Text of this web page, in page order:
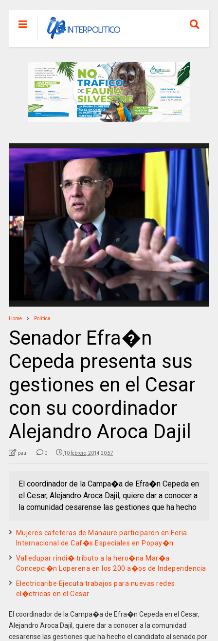
Home Politica
Senador Efra�n
Cepeda presenta sus
gestiones en el Cesar
con su coordinador
Alejandro Aroca Dajil
paul 0 10 febrero, 2014 20:57
El coordinador de la Campa�a de Efra�n Cepeda en
el Cesar, Alejandro Aroca Dajil, quiere dar a conocer a
la comunidad cesarense las gestiones que ha hecho
Mujeres cafeteras de Manaure participaron en Feria
Internacional de Caf�s Especiales en Popay�n
Valledupar rindi� tributo a la hero�na Mar�a
Concepci�n Loperena en los 200 a�os de Independencia
Electricaribe Ejecuta trabajos para nuevas redes
el�ctricas en el Cesar
El coordinador de la Campa�a de Efra�n Cepeda en el Cesar,
Alejandro Aroca Dajil, quiere dar a conocer a la comunidad
cesarense las gestiones que ha hecho el candidato al senado por